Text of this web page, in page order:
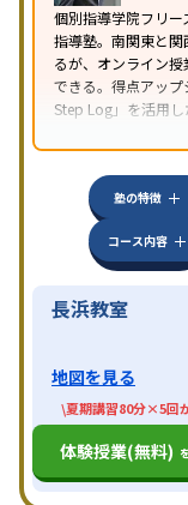
個別指導学院フリ
指導塾。南関東と
るが、オンライン
できる。得点アップ
Step Log」を活用し
塾の特徴
コース内容
長浜教室
地図を見る
\夏期講習80分×5回
体験授業(無料)